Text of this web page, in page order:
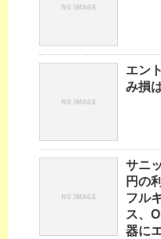
エン
み損
サニ
円の
フル
ス、
器に